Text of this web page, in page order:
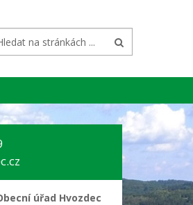
úřad Hvozdec